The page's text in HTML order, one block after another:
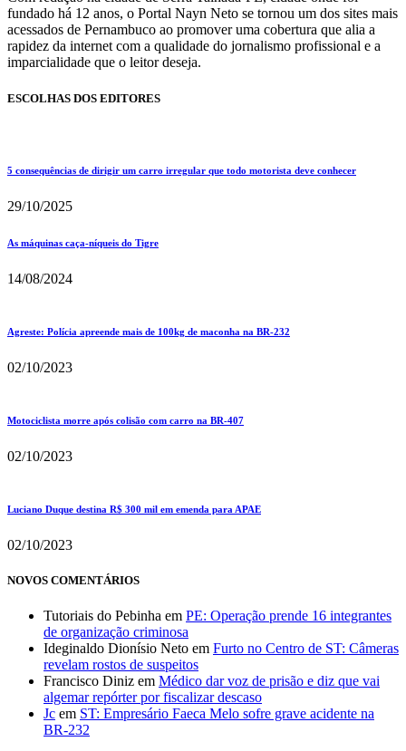
fundado há 12 anos, o Portal Nayn Neto se tornou um dos sites mais
acessados de Pernambuco ao promover uma cobertura que alia a
rapidez da internet com a qualidade do jornalismo profissional e a
imparcialidade que o leitor deseja.
ESCOLHAS DOS EDITORES
5 consequências de dirigir um carro irregular que todo motorista deve conhecer
29/10/2025
As máquinas caça-níqueis do Tigre
14/08/2024
Agreste: Polícia apreende mais de 100kg de maconha na BR-232
02/10/2023
Motociclista morre após colisão com carro na BR-407
02/10/2023
Luciano Duque destina R$ 300 mil em emenda para APAE
02/10/2023
NOVOS COMENTÁRIOS
Tutoriais do Pebinha em PE: Operação prende 16 integrantes
de organização criminosa
Ideginaldo Dionísio Neto em Furto no Centro de ST: Câmeras
revelam rostos de suspeitos
Francisco Diniz em Médico dar voz de prisão e diz que vai
algemar repórter por fiscalizar descaso
Jc em ST: Empresário Faeca Melo sofre grave acidente na
BR-232